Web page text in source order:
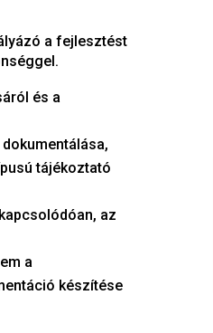
a fejlesztést
és a
tájékoztató
az
a
készítése